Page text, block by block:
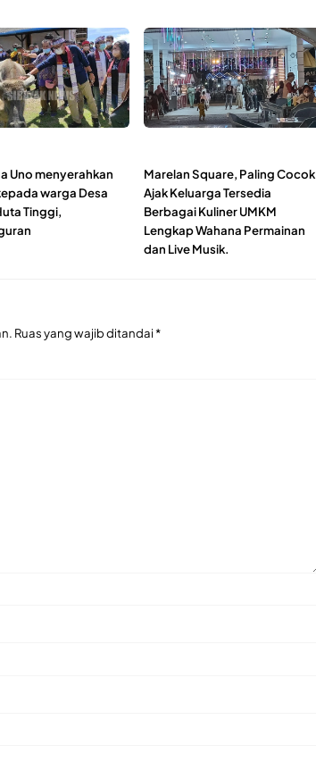
Uno menyerahkan
warga Desa
Tinggi,
Marelan Square, Paling Cocok
Ajak Keluarga Tersedia
Berbagai Kuliner UMKM
Lengkap Wahana Permainan
dan Live Musik.
Ruas yang wajib ditandai*